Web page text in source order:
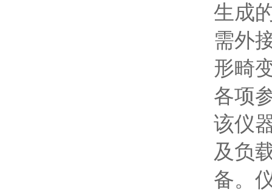
生成
需外
形畸
各项
该仪
及负
备。